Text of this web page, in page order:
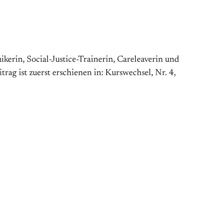
Social-Justice-Trainerin, Careleaverin und
ist zuerst erschienen in: Kurswechsel, Nr. 4,